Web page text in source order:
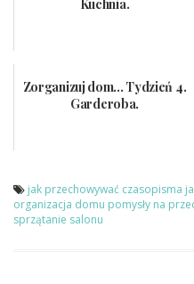
Kuchnia.
Zorganizuj dom... Tydzień 4.
Garderoba.
jak przechowywać czasopisma
organizacja domu pomysły na
sprzątanie salonu